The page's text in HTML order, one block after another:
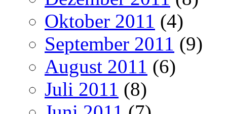
Oktober 2011 (4)
September 2011 (9)
August 2011 (6)
Juli 2011 (8)